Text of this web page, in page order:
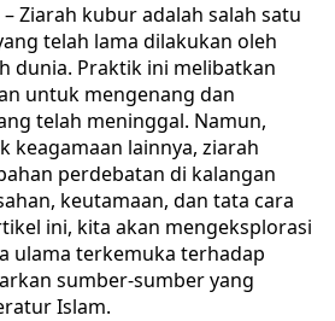
– Ziarah kubur adalah salah satu
telah lama dilakukan oleh
dunia. Praktik ini melibatkan
untuk mengenang dan
telah meninggal. Namun,
keagamaan lainnya, ziarah
perdebatan di kalangan
keutamaan, dan tata cara
ini, kita akan mengeksplorasi
ulama terkemuka terhadap
sumber-sumber yang
Islam.